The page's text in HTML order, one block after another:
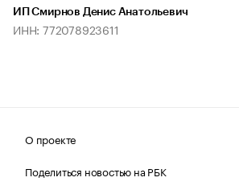
ИП Смирнов Денис Анатольевич
ИНН: 772078923611
О проекте
Поделиться новостью на РБК